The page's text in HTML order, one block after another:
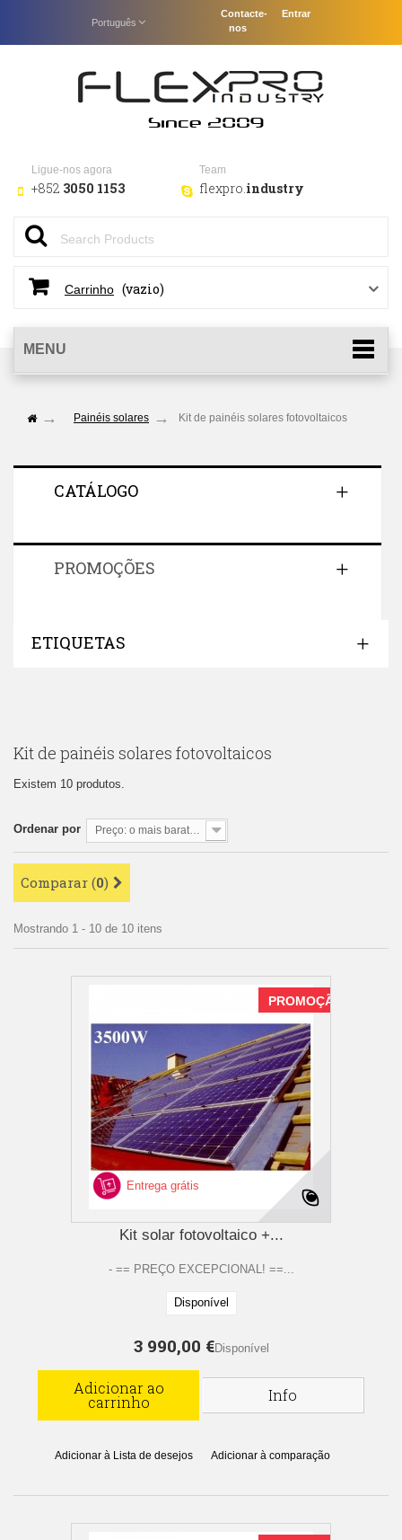
Entrar
Português
Contacte-
nos
Ligue-nos agora
+852 3050 1153
Team
flexpro.industry
Carrinho (vazio)
MENU
Painéis solares Kit de painéis solares fotovoltaicos
CATÁLOGO
PROMOÇÕES
ETIQUETAS
Kit de painéis solares fotovoltaicos
Existem 10 produtos.
Ordenar por Preço: o mais barato primeiro
Comparar (0)
Mostrando 1 - 10 de 10 itens
Entrega grátis
PROMOÇÃO
Kit solar fotovoltaico +...
- == PREÇO EXCEPCIONAL! ==...
Disponível
3 990,00 €Disponível
Adicionar ao
carrinho Info
Adicionar à Lista de desejos Adicionar à comparação